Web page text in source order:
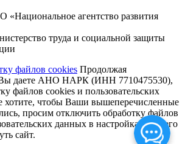
агентство развития
труда и социальной защиты
файлов cookies Продолжая
Вы даете АНО НАРК (ИНН 7710475530),
файлов cookies и пользовательских
чтобы Ваши вышеперечисленные
просим отключить обработку файлов
данных в настройках Вашего
сайт.